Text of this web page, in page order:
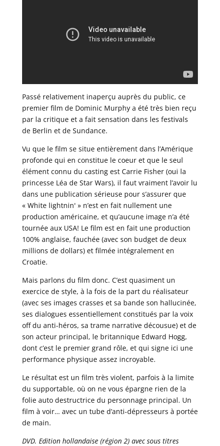
Passé relativement inaperçu auprès du public, ce
premier film de Dominic Murphy a été très bien reçu
par la critique et a fait sensation dans les festivals
de Berlin et de Sundance.
Vu que le film se situe entièrement dans l’Amérique
profonde qui en constitue le coeur et que le seul
élément connu du casting est Carrie Fisher (oui la
princesse Léa de Star Wars), il faut vraiment l’avoir lu
dans une publication sérieuse pour s’assurer que
« White lightnin' » n’est en fait nullement une
production américaine, et qu’aucune image n’a été
tournée aux USA! Le film est en fait une production
100% anglaise, fauchée (avec son budget de deux
millions de dollars) et filmée intégralement en
Croatie.
Mais parlons du film donc. C’est quasiment un
exercice de style, à la fois de la part du réalisateur
(avec ses images crasses et sa bande son hallucinée,
ses dialogues essentiellement constitués par la voix
off du anti-héros, sa trame narrative décousue) et de
son acteur principal, le britannique Edward Hogg,
dont c’est le premier grand rôle, et qui signe ici une
performance physique assez incroyable.
Le résultat est un film très violent, parfois à la limite
du supportable, où on ne vous épargne rien de la
folie auto destructrice du personnage principal. Un
film à voir… avec un tube d’anti-dépresseurs à portée
de main.
DVD. Edition hollandaise (région 2) avec sous titres